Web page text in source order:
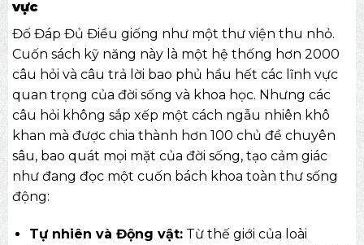
vực
Đố Đáp Đủ Điều giống như một thư viện thu nhỏ.
Cuốn sách kỹ năng này là một hệ thống hơn 2000
câu hỏi và câu trả lời bao phủ hầu hết các lĩnh vực
quan trọng của đời sống và khoa học. Nhưng các
câu hỏi không sắp xếp một cách ngẫu nhiên khô
khan mà được chia thành hơn 100 chủ đề chuyên
sâu, bao quát mọi mặt của đời sống, tạo cảm giác
như đang đọc một cuốn bách khoa toàn thư sống
động:
Tự nhiên và Động vật:Từ thế giới của loài